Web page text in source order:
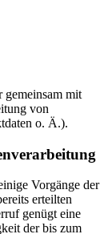
gemeinsam mit
von
o. Ä.).
Vorgänge der
erteilten
genügt eine
der bis zum